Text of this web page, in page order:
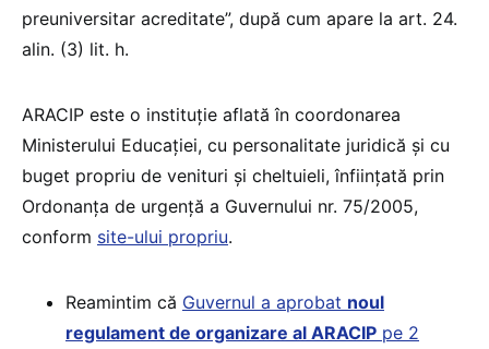
preuniversitar acreditate”, după cum apare la art. 24.
alin. (3) lit. h.
ARACIP este o instituție aflată în coordonarea
Ministerului Educației, cu personalitate juridică şi cu
buget propriu de venituri şi cheltuieli, înfiinţată prin
Ordonanţa de urgenţă a Guvernului nr. 75/2005,
conform site-ului propriu.
Reamintim că Guvernul a aprobat noul
regulament de organizare al ARACIP pe 2